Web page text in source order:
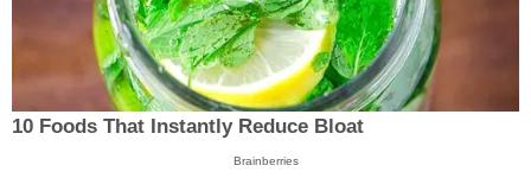
10 Foods That Instantly Reduce Bloat
Brainberries